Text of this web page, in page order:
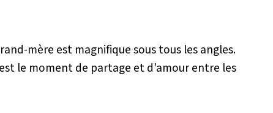
mère est magnifique sous tous les angles.
le moment de partage et d’amour entre les